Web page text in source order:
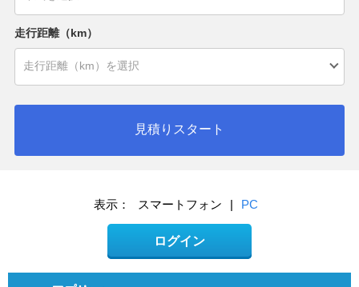
走行距離（km）
見積りスタート
表示： スマートフォン | PC
ログイン